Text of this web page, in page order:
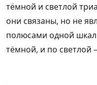
тёмной и светлой
они связаны, но не
полюсами одной
тёмной, и по светлой